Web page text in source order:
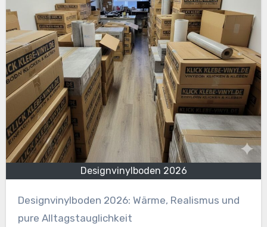
Designvinylboden 2026
Designvinylboden 2026: Wärme, Realismus und
pure Alltagstauglichkeit